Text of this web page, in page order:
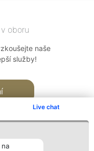
Live chat
oboru
naše
služby!